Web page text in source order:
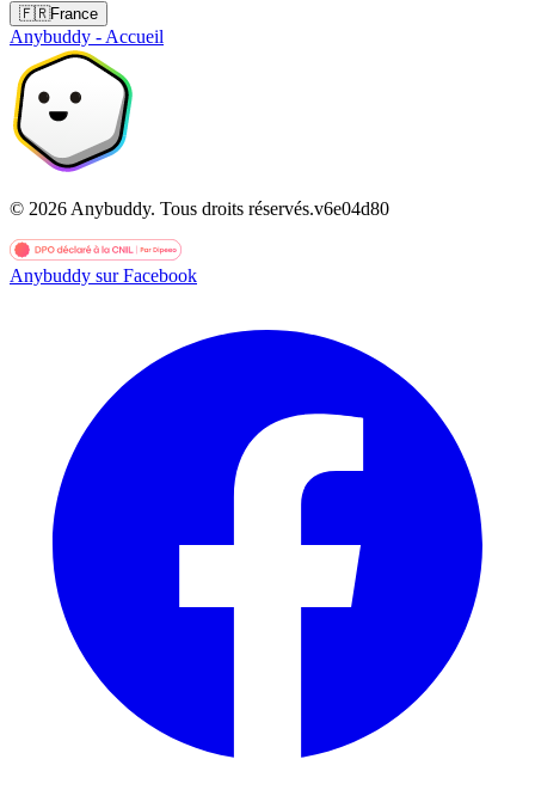
🇫🇷France
Anybuddy - Accueil
© 2026 Anybuddy. Tous droits réservés.v6e04d80
Anybuddy sur Facebook